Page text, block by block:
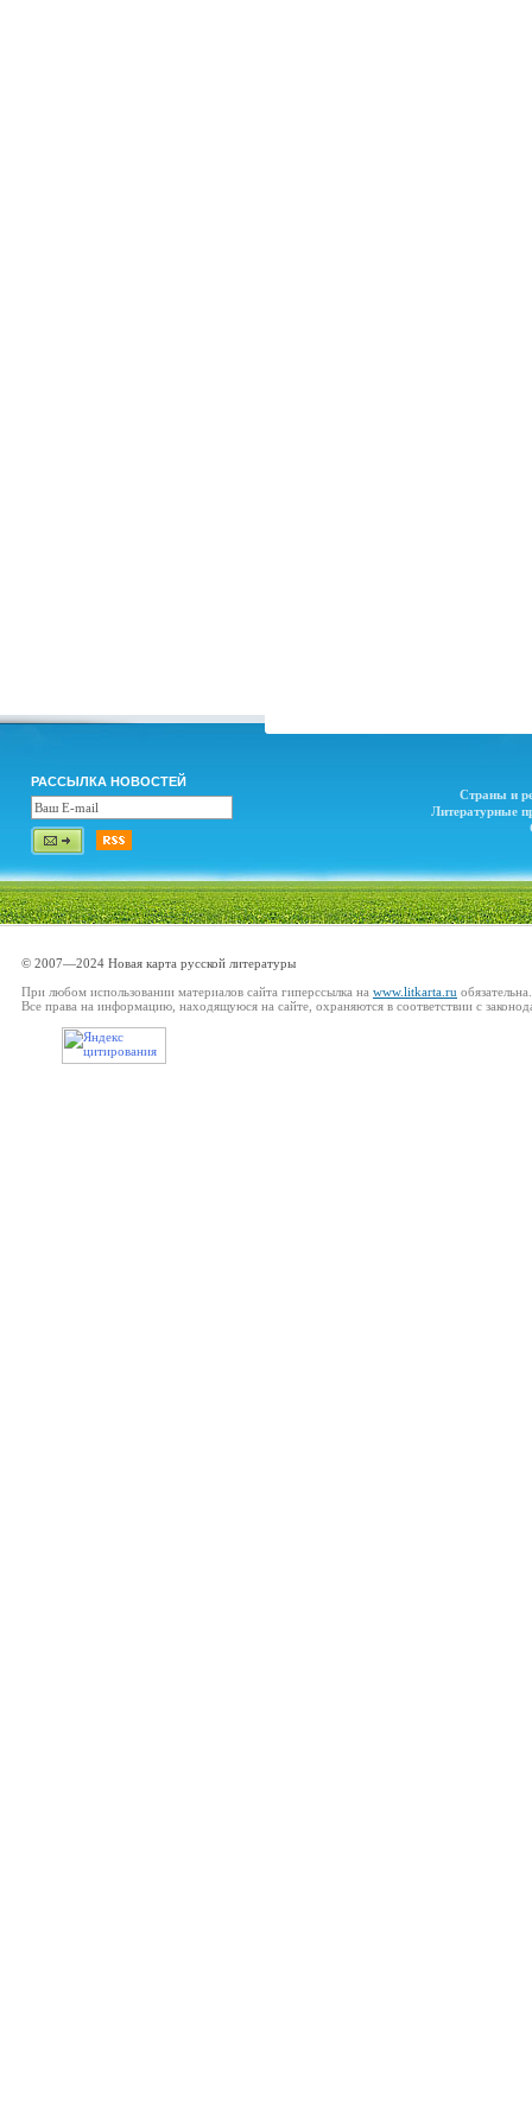
РАССЫЛКА НОВОСТЕЙ
Страны и
Литературные
© 2007—2024 Новая карта русской литературы
При любом использовании материалов сайта гиперссылка на www.litkarta.ru обязательна.
Все права на информацию, находящуюся на сайте, охраняются в соответствии с